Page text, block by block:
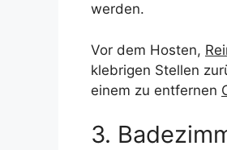
werden.
Vor dem Hosten,
klebrigen Stellen
einem zu entfernen
3.